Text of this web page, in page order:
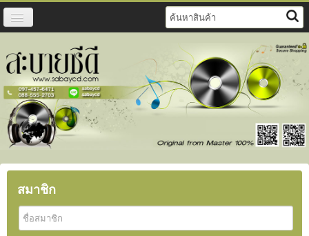
หน้าแรก
สินค้า
วิธีการสั่งซื้อ
ดาวน์โหลดฟรี
สมาชิก